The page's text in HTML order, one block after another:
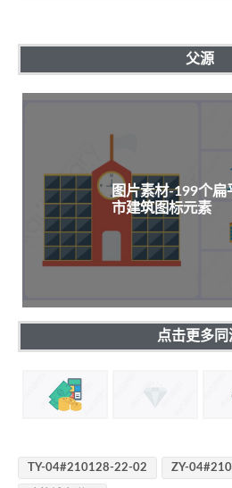
父源
图片素材-199个扁
市建筑图标元素
点击更多同
TY-04#210128-22-02 ZY-